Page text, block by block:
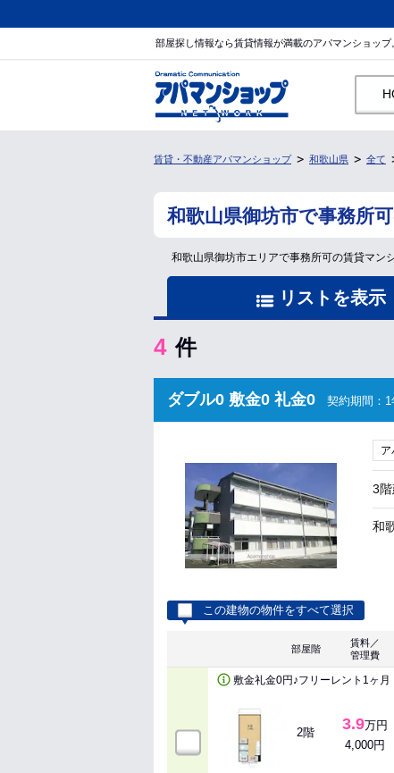
部屋探し情報なら賃貸情報が満載のアパマンショッ
賃貸・不動産アパマンショップ 和歌山県 全て
和歌山県御坊市で事務所
和歌山県御坊市エリアで事務所可の賃貸マン
リストを表示
4 件
ダブル0 敷金0 礼金0 契約期間：1
ア
3
和
この建物の物件をすべて選択
部屋階
賃料／
管理費
敷金礼金0円♪フリーレント1ヶ
2階 3.9万円
4,000円